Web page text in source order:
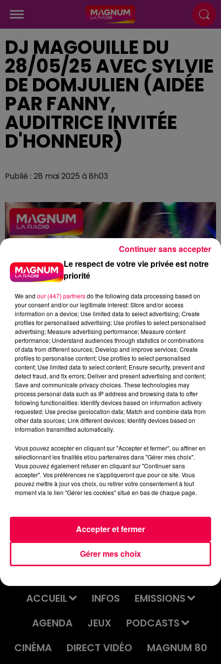
DJ MAGOUILLE DU
28/05/25 AVEC SYLVIE
DE DOMJULIEN (AIDÉE
PAR FANNY,
AUDITRICE INVITÉE
D'HONNEUR)
Publié : 28 mai 2025 à 8h03
podcasts/2025/05/DJMAG280525.mp3
DJ MAGOUILLE DU 28/05/25 AVEC
Fanny, auditrice invitée
ACCUEIL INFOS
EMISSIONS
AGENDA
JEUX
PODCASTS
CINÉMA
DIRECT VIDÉO MAGNUM 80
Le respect de votre vie privée est notre
priorité
We and our (447) partnersdo the following data processing based on
your consent and/or our legitimate interest: Store and/or access
information on a device; Use limited data to select advertising; Create
profiles for personalised advertising; Use profiles to select personalised
advertising; Measure advertising performance; Measure content
performance; Understand audiences through statistics or combinations
of data from different sources; Develop and improve services; Create
profiles to personalise content; Use profiles to select personalised
content; Use limited data to select content; Ensure security, prevent and
detect fraud, and fix errors; Deliver and present advertising and content;
Save and communicate privacy choices. These technologies may
process personal data such as IP address and browsing data to offer
following functionalities: Identify devices based on information actively
requested; Use precise geolocation data; Match and combine data from
other data sources; Link different devices; Identify devices based on
information transmitted automatically.
Vous pouvez accepter en cliquant sur "Accepter et fermer", ou affiner en
sélectionnant les finalités et/ou partenaires dans "Gérer mes choix".
Vous pouvez également refuser en cliquant sur "Continuer sans
accepter". Vos préférences ne s'appliqueront que pour ce site. Vous
pouvez mettre à jour vos choix, ou retirer votre consentement à tout
moment via le lien "Gérer les cookies" situé en bas de chaque page.
Gérer mes choix
Accepter et fermer
Continuer sans accepter